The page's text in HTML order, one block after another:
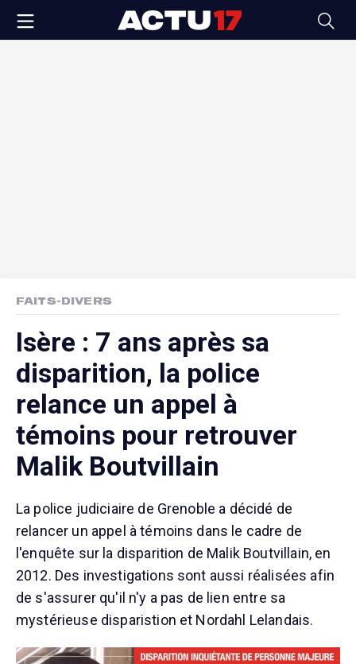
FAITS-DIVERS
Isère : 7 ans après sa
disparition, la police
relance un appel à
témoins pour retrouver
Malik Boutvillain
La police judiciaire de Grenoble a décidé de
relancer un appel à témoins dans le cadre de
l'enquête sur la disparition de Malik Boutvillain, en
2012. Des investigations sont aussi réalisées afin
de s'assurer qu'il n'y a pas de lien entre sa
mystérieuse disparistion et Nordahl Lelandais.